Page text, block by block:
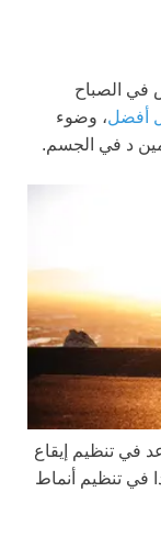
في الصباح
أفضل، وضوء
د في الجسم.
في تنظيم إيقاع
في تنظيم أنماط